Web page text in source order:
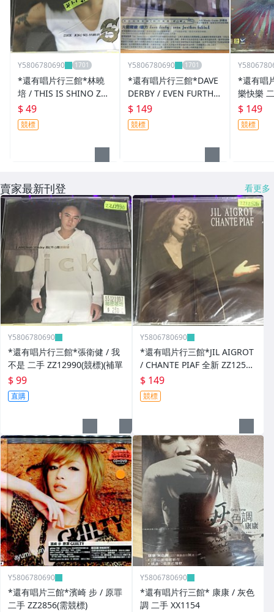
Y5806780690
*還有唱片行三館*林曉
培 / THIS IS SHINO ZZ1
4185(競標)
$ 49
競標
Y5806780690
*還有唱片行三館*DAVE
DERBY / EVEN FURTHE
R BEHIND 全新 ZZ1978
7(競標)
$ 149
競標
*還有唱
樂快樂
標)
$ 149
競標
賣家最新刊登 看更多
Y5806780690
*還有唱片行三館*張衛健 / 我
不是 二手 ZZ12990(競標)(補單
$ 99
直購
Y5806780690
*還有唱片行三館*JIL AIGROT
/ CHANTE PIAF 全新 ZZ12526
(競標)
$ 149
競標
Y5806780690
*還有唱片三館*濱崎 步 / 原罪
二手 ZZ2856(需競標)
Y5806780690
*還有唱片行三館* 康康 / 灰色
調 二手 XX1154